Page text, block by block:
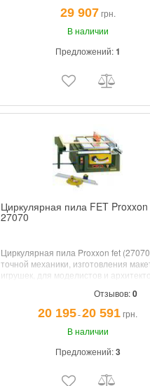
29 907грн.
В наличии
Предложений:1
Циркулярная пила FET Proxxon
27070
Циркулярная пила Proxxon fet
точной механики, изготовления
игрушек, для моделистов и
оргстекла, углепластика, пенопласта и
других материалов.
Отзывов:0
20 195¯20 591грн.
В наличии
Предложений:3